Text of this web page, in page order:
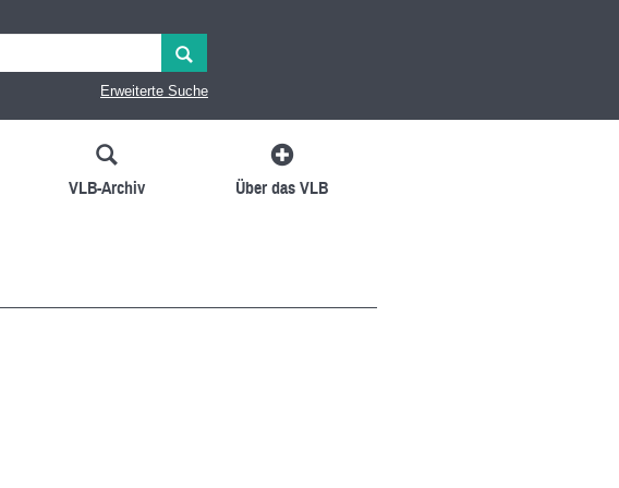
Erweiterte Suche
VLB-Archiv Über das VLB